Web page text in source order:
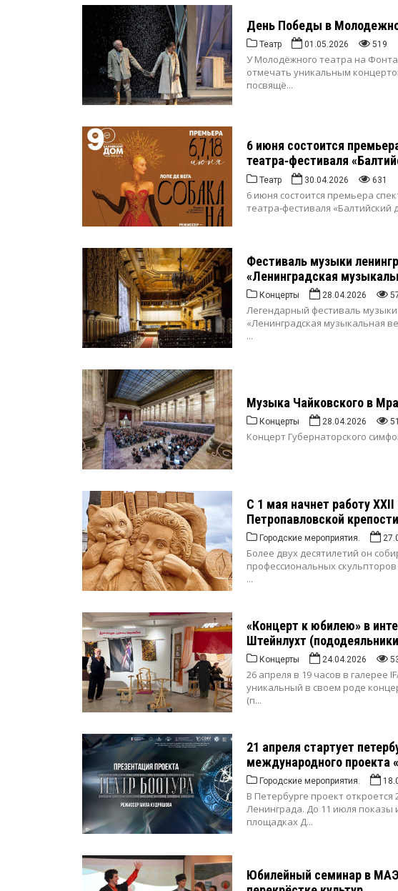
День Победы в
Театр 01.05.2026 519
У Молодёжного театра на
отмечать уникальным
посвящё...
6 июня состоится
театра‑фестиваля
Театр 30.04.2026 631
6 июня состоится премьера
театра‑фестиваля «Балтийский
Фестиваль музыки
«Ленинградская
Концерты 28.04.2026
Легендарный фестиваль
«Ленинградская музыкальная
...
Музыка Чайковского в
Концерты 28.04.2026
Концерт Губернаторского
С 1 мая начнет работу
Петропавловской
Городские мероприятия.
Более двух десятилетий он
профессиональных
...
«Концерт к юбилею» в
Штейнлухт
Концерты 24.04.2026
26 апреля в 19 часов в галерее
уникальный в своем роде
(п...
21 апреля стартует
международного проекта
Городские мероприятия.
В Петербурге проект
Ленинграда. До 11 июля показы
площадках Д...
Юбилейный семинар в